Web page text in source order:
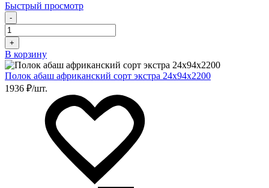
Быстрый просмотр
-
+
В корзину
Полок абаш африканский сорт экстра 24х94х2200
1936 ₽/шт.